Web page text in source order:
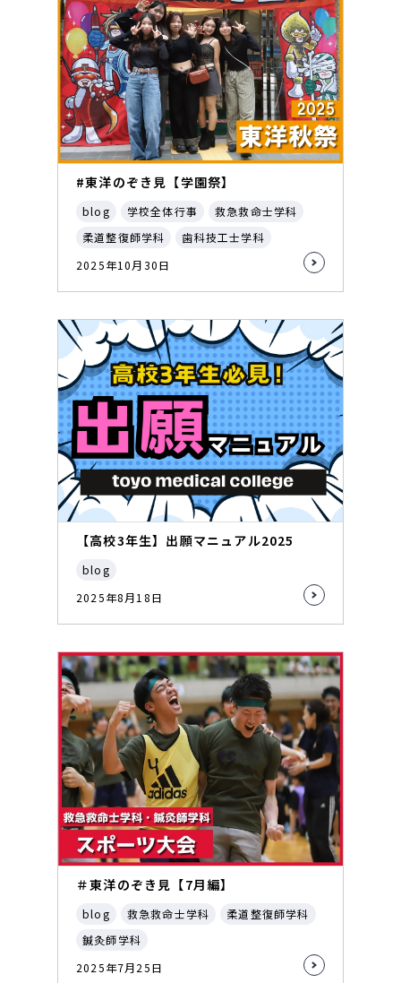
#東洋のぞき見【学園祭】
blog 学校全体行事
救急救命士学科
柔道整復師学科
歯科技工士学科
2025年10月30日
【高校3年生】出願マニュアル2025
blog
2025年8月18日
＃東洋のぞき見【7月編】
blog 救急救命士学科
柔道整復師学科
鍼灸師学科
2025年7月25日